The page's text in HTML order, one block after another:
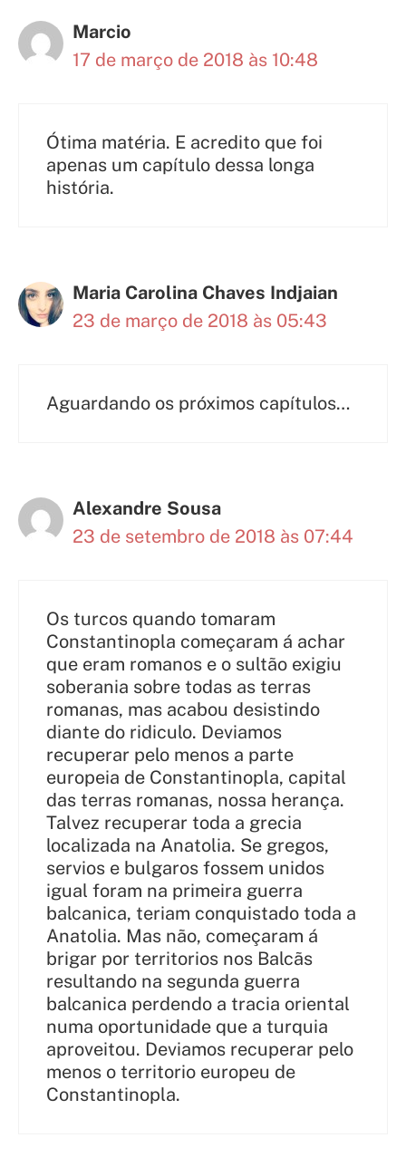
Marcio
17 de março de 2018 às 10:48
Ótima matéria. E acredito que foi
apenas um capítulo dessa longa
história.
Maria Carolina Chaves Indjaian
23 de março de 2018 às 05:43
Aguardando os próximos capítulos…
Alexandre Sousa
23 de setembro de 2018 às 07:44
Os turcos quando tomaram
Constantinopla começaram á achar
que eram romanos e o sultão exigiu
soberania sobre todas as terras
romanas, mas acabou desistindo
diante do ridiculo. Deviamos
recuperar pelo menos a parte
europeia de Constantinopla, capital
das terras romanas, nossa herança.
Talvez recuperar toda a grecia
localizada na Anatolia. Se gregos,
servios e bulgaros fossem unidos
igual foram na primeira guerra
balcanica, teriam conquistado toda a
Anatolia. Mas não, começaram á
brigar por territorios nos Balcãs
resultando na segunda guerra
balcanica perdendo a tracia oriental
numa oportunidade que a turquia
aproveitou. Deviamos recuperar pelo
menos o territorio europeu de
Constantinopla.